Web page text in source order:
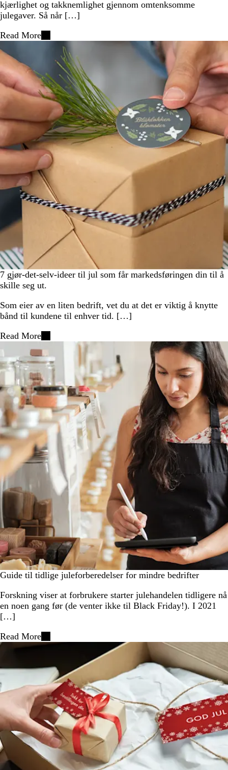
kjærlighet og takknemlighet gjennom omtenksomme
julegaver. Så når […]
Read More
7 gjør-det-selv-ideer til jul som får markedsføringen din til å
skille seg ut.
Som eier av en liten bedrift, vet du at det er viktig å knytte
bånd til kundene til enhver tid. […]
Read More
Guide til tidlige juleforberedelser for mindre bedrifter
Forskning viser at forbrukere starter julehandelen tidligere nå
en noen gang før (de venter ikke til Black Friday!). I 2021
[…]
Read More